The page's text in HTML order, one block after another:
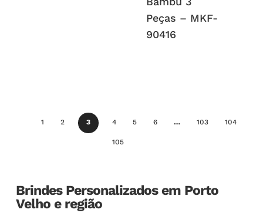
Peças – MKF-
90416
1 2 3 4 5 6 … 103 104
105
Brindes Personalizados em Porto
Velho e região